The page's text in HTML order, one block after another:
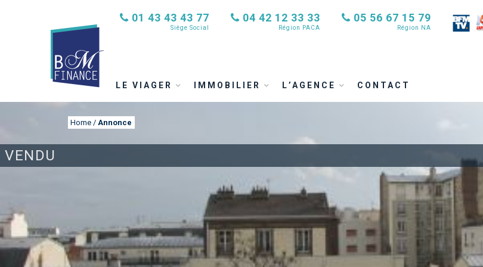
01 43 43 43 77
Siège Social
04 42 12 33 33
Région PACA
05 56 67 15 79
Région NA
LE VIAGER IMMOBILIER L’AGENCE CONTACT
VENDU
Home / Annonce
ANNONCE